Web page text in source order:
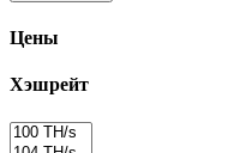
Цены
Хэшрейт